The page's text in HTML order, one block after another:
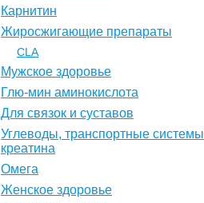
Карнитин
Жиросжигающие препараты
CLA
Мужское здоровье
Глю-мин аминокислота
Для связок и суставов
Углеводы, транспортные системы
креатина
Омега
Женское здоровье